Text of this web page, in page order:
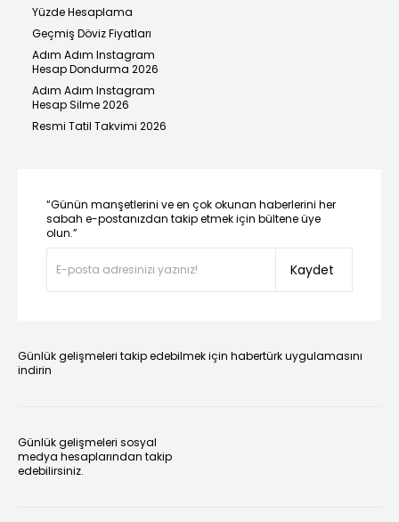
Yüzde Hesaplama
Geçmiş Döviz Fiyatları
Adım Adım Instagram
Hesap Dondurma 2026
Adım Adım Instagram
Hesap Silme 2026
Resmi Tatil Takvimi 2026
“Günün manşetlerini ve en çok okunan haberlerini her
sabah e-postanızdan takip etmek için bültene üye
olun.”
Kaydet
Günlük gelişmeleri takip edebilmek için habertürk uygulamasını
indirin
Günlük gelişmeleri sosyal
medya hesaplarından takip
edebilirsiniz.